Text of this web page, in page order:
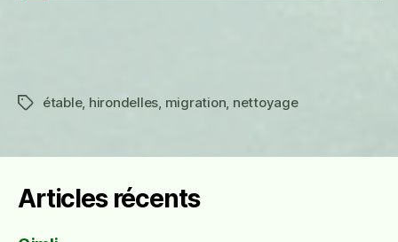
Étiquettes
étable, hirondelles migration nettoyage
Articles récents